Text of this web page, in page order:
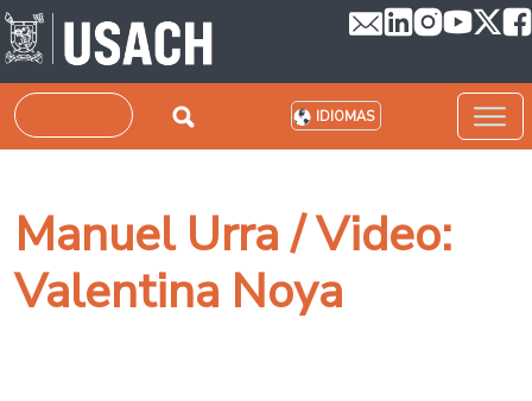
Pasar al contenido principal
Buscar IDIOMAS
Manuel Urra / Video:
Valentina Noya